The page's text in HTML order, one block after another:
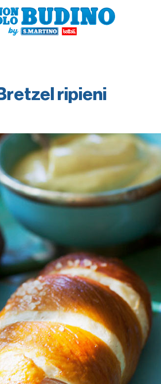
ripieni